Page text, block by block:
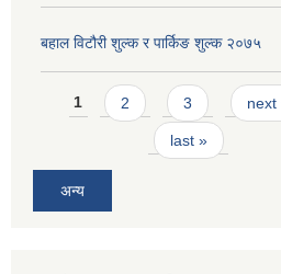
बहाल विटौरी शुल्क र पार्किङ शुल्क २०७५
Pages
1 2 3 next
last »
अन्य